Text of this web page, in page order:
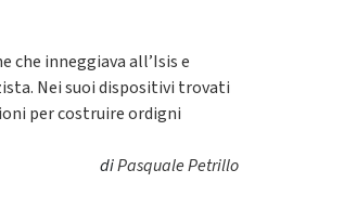
che inneggiava all’Isis e
Nei suoi dispositivi trovati
per costruire ordigni
diPasquale Petrillo